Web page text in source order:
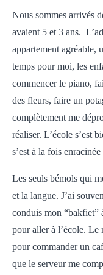
Nous sommes arrivés
avaient 5 et 3 ans.
appartement agréable,
temps pour moi, les
commencer le piano,
des fleurs, faire un
complètement me
réaliser. L’école s’est
s’est à la fois
Les seuls bémols qui
et la langue. J’ai
conduis mon “bakfiet”
pour aller à l’école. Le
pour commander un
que le serveur me